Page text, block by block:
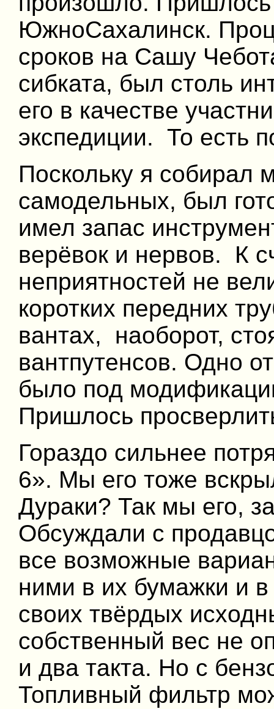
ЮжноСахалинск.
сроков на Сашу
сибката, был столь
его в качестве
экспедиции. То есть
Поскольку я собирал
самодельных, был
имел запас
верёвок и нервов. К
неприятностей не
коротких передних
вантах, наоборот,
вантпутенсов. Одно
было под
Пришлось
Гораздо сильнее
6». Мы его тоже
Дураки? Так мы его,
Обсуждали с
все возможные
ними в их бумажки и в
своих твёрдых
собственный вес не
и два такта. Но с
Топливный фильтр